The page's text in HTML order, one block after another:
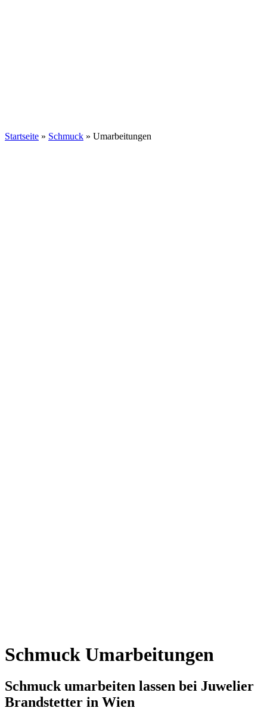
Startseite » Schmuck » Umarbeitungen
Schmuck Umarbeitungen
Schmuck umarbeiten lassen bei Juwelier
Brandstetter in Wien